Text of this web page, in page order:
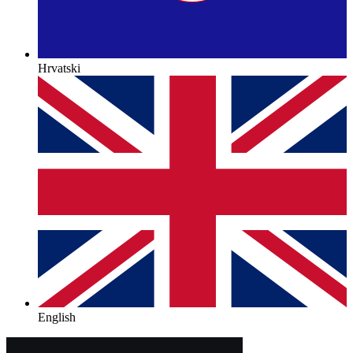
Hrvatski
English